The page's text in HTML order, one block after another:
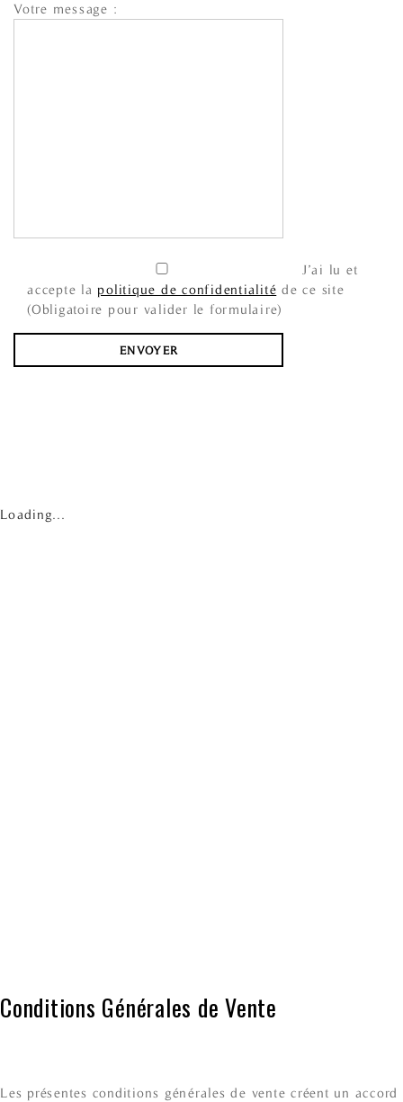
Votre message :
J’ai lu et
accepte la politique de confidentialité de ce site
(Obligatoire pour valider le formulaire)
Loading...
Conditions Générales de Vente
Les présentes conditions générales de vente créent un accord